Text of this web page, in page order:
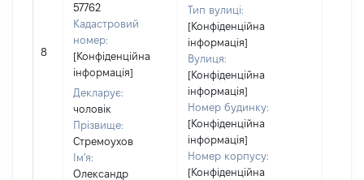
8
57762
Кадастровий
номер:
[Конфіденційна
інформація]
Декларує:
чоловік
Прізвище:
Стремоухов
Ім'я:
Олександр
Тип вулиці:
[Конфіденційна
інформація]
Вулиця:
[Конфіденційна
інформація]
Номер будинку:
[Конфіденційна
інформація]
Номер корпусу:
[Конфіденційна